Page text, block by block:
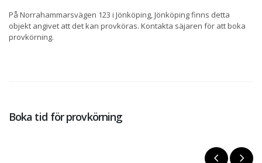
På Norrahammarsvägen 123 i Jönköping, Jönköping finns detta
objekt angivet att det kan provköras. Kontakta säjaren för att boka
provkörning.
Boka tid för provkörning